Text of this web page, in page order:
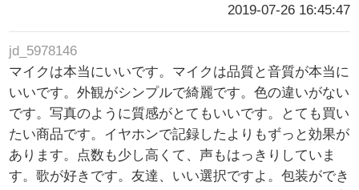
2019-07-26 16:45:47
jd_5978146
マイクは本当にいいです。マイクは品質と音質が本当に
いいです。外観がシンプルで綺麗です。色の違いがない
です。写真のように質感がとてもいいです。とても買い
たい商品です。イヤホンで記録したよりもずっと効果が
あります。点数も少し高くて、声もはっきりしていま
す。歌が好きです。友達、いい選択ですよ。包装ができ